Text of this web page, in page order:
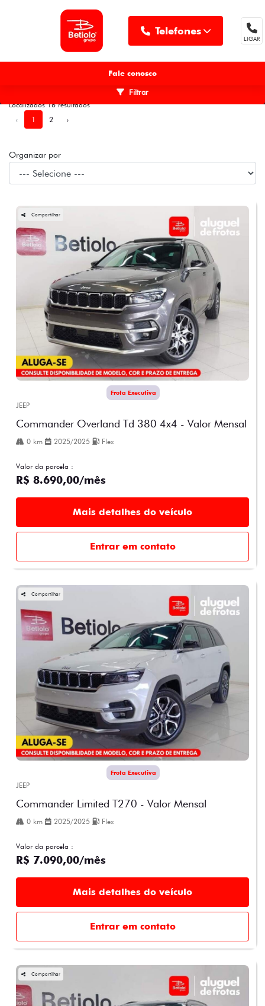
Telefones
LIGAR
Fale conosco
Localizados 16 resultados
‹
1 2 ›
Filtrar
Organizar por
Compartilhar
Frota Executiva
JEEP
Commander Overland Td 380 4x4 - Valor Mensal
0 km 2025/2025 Flex
Valor da parcela :
R$ 8.690,00/mês
Mais detalhes do veículo
Entrar em contato
Compartilhar
Frota Executiva
JEEP
Commander Limited T270 - Valor Mensal
0 km 2025/2025 Flex
Valor da parcela :
R$ 7.090,00/mês
Mais detalhes do veículo
Entrar em contato
Compartilhar